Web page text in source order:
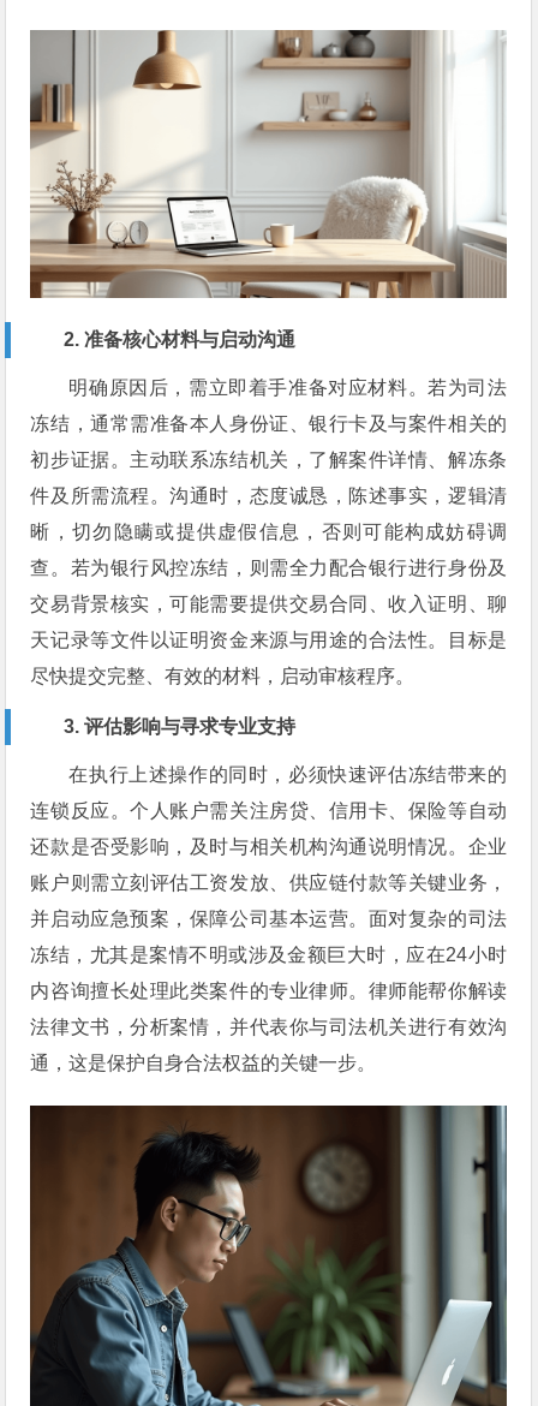
2. 准备核心材料与启动沟通
明确原因后，需立即着手准备对应材料。若为司法
冻结，通常需准备本人身份证、银行卡及与案件相关的
初步证据。主动联系冻结机关，了解案件详情、解冻条
件及所需流程。沟通时，态度诚恳，陈述事实，逻辑清
晰，切勿隐瞒或提供虚假信息，否则可能构成妨碍调
查。若为银行风控冻结，则需全力配合银行进行身份及
交易背景核实，可能需要提供交易合同、收入证明、聊
天记录等文件以证明资金来源与用途的合法性。目标是
尽快提交完整、有效的材料，启动审核程序。
3. 评估影响与寻求专业支持
在执行上述操作的同时，必须快速评估冻结带来的
连锁反应。个人账户需关注房贷、信用卡、保险等自动
还款是否受影响，及时与相关机构沟通说明情况。企业
账户则需立刻评估工资发放、供应链付款等关键业务，
并启动应急预案，保障公司基本运营。面对复杂的司法
冻结，尤其是案情不明或涉及金额巨大时，应在24小时
内咨询擅长处理此类案件的专业律师。律师能帮你解读
法律文书，分析案情，并代表你与司法机关进行有效沟
通，这是保护自身合法权益的关键一步。